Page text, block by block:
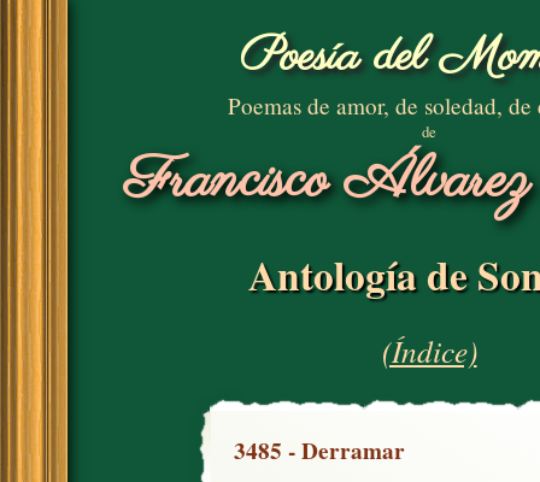
Poesía del
Poemas de amor, de soledad, de
de
Francisco
Antología de
(Índice)
3485 - Derramar